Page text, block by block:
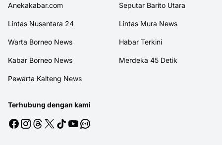
Anekakabar.com Seputar Barito Utara
Lintas Nusantara 24 Lintas Mura News
Warta Borneo News Habar Terkini
Kabar Borneo News Merdeka 45 Detik
Pewarta Kalteng News
Terhubung dengan kami